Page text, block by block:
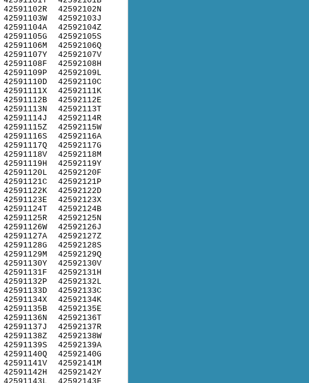
42591102R
42591103W
42591104A
42591105G
42591106M
42591107Y
42591108F
42591109P
42591110D
42591111X
42591112B
42591113N
42591114J
42591115Z
42591116S
42591117Q
42591118V
42591119H
42591120L
42591121C
42591122K
42591123E
42591124T
42591125R
42591126W
42591127A
42591128G
42591129M
42591130Y
42591131F
42591132P
42591133D
42591134X
42591135B
42591136N
42591137J
42591138Z
42591139S
42591140Q
42591141V
42591142H
42592102N
42592103J
42592104Z
42592105S
42592106Q
42592107V
42592108H
42592109L
42592110C
42592111K
42592112E
42592113T
42592114R
42592115W
42592116A
42592117G
42592118M
42592119Y
42592120F
42592121P
42592122D
42592123X
42592124B
42592125N
42592126J
42592127Z
42592128S
42592129Q
42592130V
42592131H
42592132L
42592133C
42592134K
42592135E
42592136T
42592137R
42592138W
42592139A
42592140G
42592141M
42592142Y